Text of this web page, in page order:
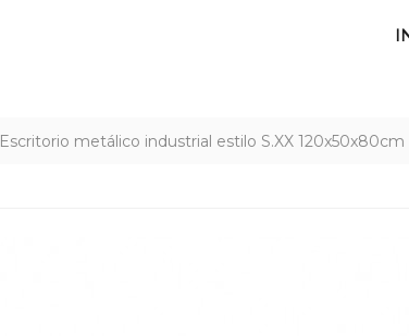
Escritorio metálico industrial estilo S.XX 120x50x80cm